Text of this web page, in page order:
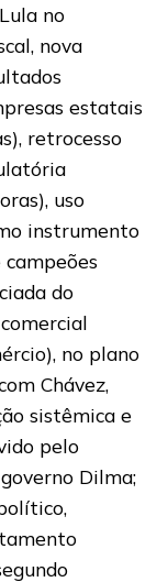
no
nova
estatais
retrocesso
uso
instrumento
do
no plano
Chávez,
sistêmica e
pelo
Dilma;